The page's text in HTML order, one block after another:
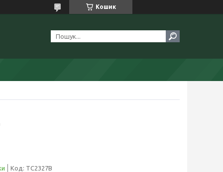
Кошик
Код: TC2327B